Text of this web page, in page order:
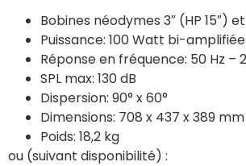
Bobines néodymes 3″ (HP 15″)
Puissance: 100 Watt bi-
Réponse en fréquence: 50 Hz –
SPL max: 130 dB
Dispersion: 90° x 60°
Dimensions: 708 x 437 x 389 mm
Poids: 18,2 kg
ou (suivant disponibilité) :